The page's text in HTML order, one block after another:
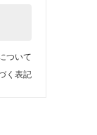
ついて
く表記